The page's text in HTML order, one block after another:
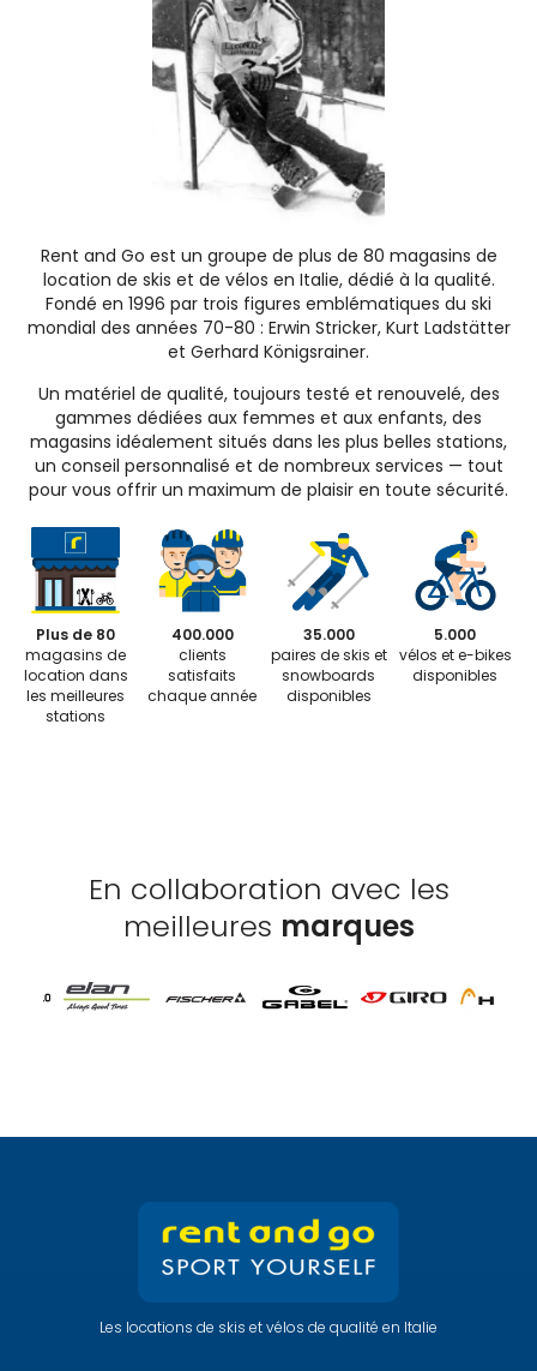
Rent and Go est un groupe de plus de 80 magasins de
location de skis et de vélos en Italie, dédié à la qualité.
Fondé en 1996 par trois figures emblématiques du ski
mondial des années 70-80 : Erwin Stricker, Kurt Ladstätter
et Gerhard Königsrainer.
Un matériel de qualité, toujours testé et renouvelé, des
gammes dédiées aux femmes et aux enfants, des
magasins idéalement situés dans les plus belles stations,
un conseil personnalisé et de nombreux services — tout
pour vous offrir un maximum de plaisir en toute sécurité.
Plus de 80
magasins de
location dans
les meilleures
stations
400.000
clients
satisfaits
chaque année
35.000
paires de skis et
snowboards
disponibles
5.000
vélos et e-bikes
disponibles
En collaboration avec les
meilleures marques
Les locations de skis et vélos de qualité en Italie